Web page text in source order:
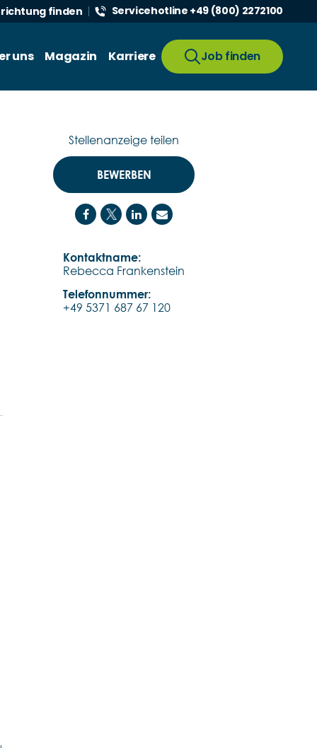
finden Servicehotline +49 (800) 2272100
uns Magazin Karriere Job finden
BEWERBEN
Kontaktname:
Rebecca Frankenstein
Telefonnummer:
+49 5371 687 67 120
Stellenanzeige teilen